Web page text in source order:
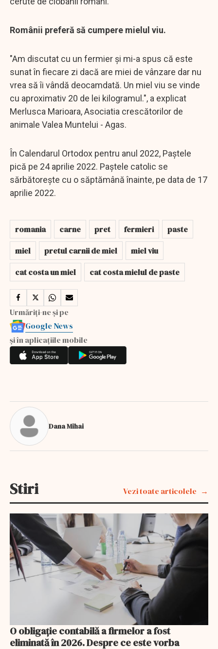
Românii preferă să cumpere mielul viu.
"Am discutat cu un fermier și mi-a spus că este
sunat în fiecare zi dacă are miei de vânzare dar nu
vrea să îi vândă deocamdată. Un miel viu se vinde
cu aproximativ 20 de lei kilogramul.", a explicat
Merlusca Marioara, Asociatia crescătorilor de
animale Valea Muntelui - Agas.
În Calendarul Ortodox pentru anul 2022, Paștele
pică pe 24 aprilie 2022. Paștele catolic se
sărbătorește cu o săptămână înainte, pe data de 17
aprilie 2022.
romania carne pret fermieri
paste
miel
pretul carnii de miel
miel viu
cat costa un miel
cat costa mielul de paste
Urmăriți-ne și pe
Google News
și în aplicațiile mobile
Dana Mihai
Stiri Vezi toate articolele
O obligație contabilă a firmelor a fost
eliminată în 2026. Despre ce este vorba